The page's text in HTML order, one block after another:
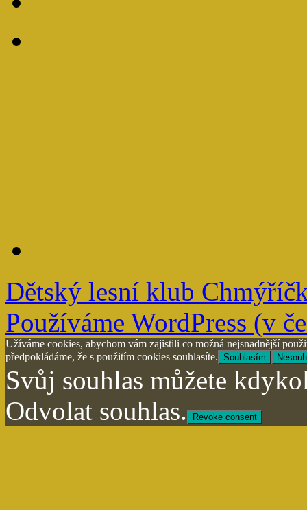
Dětský lesní klub
Používáme WordPress (v
Užíváme cookies, abychom vám zajistili co možná nejsnadnější
předpokládáme, že s použitím cookies souhlasíte. Souhlasím
Svůj souhlas můžete
Odvolat souhlas.
Revoke consent